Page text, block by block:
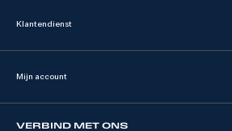
Klantendienst
Mijn account
VERBIND MET ONS